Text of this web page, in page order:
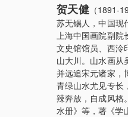
贺天健（1891-
苏无锡人，中国现
上海中国画院副
文史馆馆员、西泠
山大川。山水画从
并远追宋元诸家，
青绿山水尤见专长
辣奔放，自成风格
水册》等，著《学